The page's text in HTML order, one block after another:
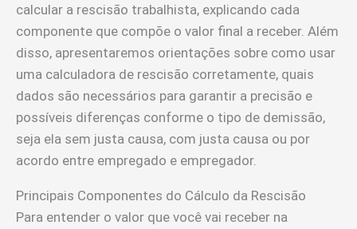
calcular a rescisão trabalhista, explicando cada
componente que compõe o valor final a receber. Além
disso, apresentaremos orientações sobre como usar
uma calculadora de rescisão corretamente, quais
dados são necessários para garantir a precisão e
possíveis diferenças conforme o tipo de demissão,
seja ela sem justa causa, com justa causa ou por
acordo entre empregado e empregador.
Principais Componentes do Cálculo da Rescisão
Para entender o valor que você vai receber na